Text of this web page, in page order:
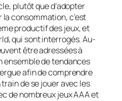
plutôt que d’adopter
consommation, c’est
productif des jeux, et
, qui sont interrogés. Au-
être adressées à
ensemble de tendances
afin de comprendre
de se jouer avec les
de nombreux jeux AAA et